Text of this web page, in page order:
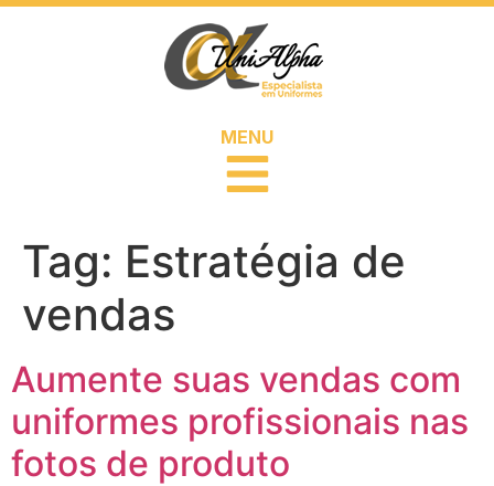
MENU
Tag: Estratégia de
vendas
Aumente suas vendas com
uniformes profissionais nas
fotos de produto